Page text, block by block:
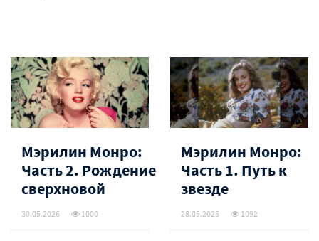
Мэрилин Монро:
Часть 2. Рождение
сверхновой
30.05.2026 1000
Мэрилин Монро:
Часть 1. Путь к
звезде
28.05.2026 1092